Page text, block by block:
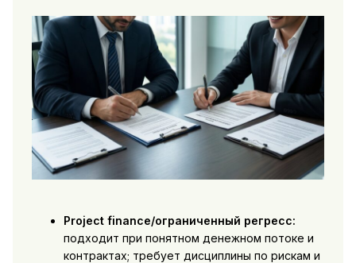
Project finance/ограниченный регресс:
подходит при понятном денежном потоке и
контрактах; требует дисциплины по рискам и